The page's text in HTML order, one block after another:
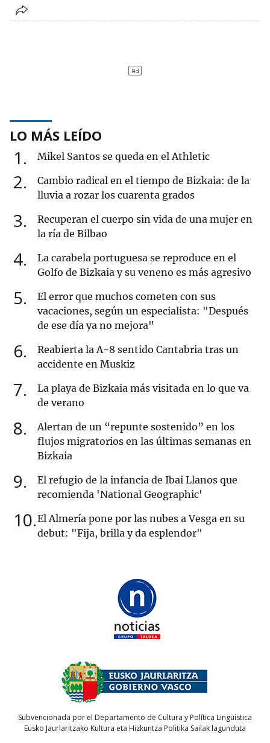
LO MÁS LEÍDO
1 Mikel Santos se queda en el Athletic
2
Cambio radical en el tiempo de Bizkaia: de la
lluvia a rozar los cuarenta grados
3
Recuperan el cuerpo sin vida de una mujer en
la ría de Bilbao
4
La carabela portuguesa se reproduce en el
Golfo de Bizkaia y su veneno es más agresivo
5
El error que muchos cometen con sus
vacaciones, según un especialista: "Después
de ese día ya no mejora"
6
Reabierta la A-8 sentido Cantabria tras un
accidente en Muskiz
7
La playa de Bizkaia más visitada en lo que va
de verano
8
Alertan de un “repunte sostenido” en los
flujos migratorios en las últimas semanas en
Bizkaia
9
El refugio de la infancia de Ibai Llanos que
recomienda 'National Geographic'
10 El Almería pone por las nubes a Vesga en su
debut: "Fija, brilla y da esplendor"
Subvencionada por el Departamento de Cultura y Política Lingüística
Eusko Jaurlaritzako Kultura eta Hizkuntza Politika Sailak lagunduta